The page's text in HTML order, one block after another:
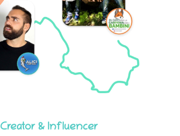
Creator & Influencer